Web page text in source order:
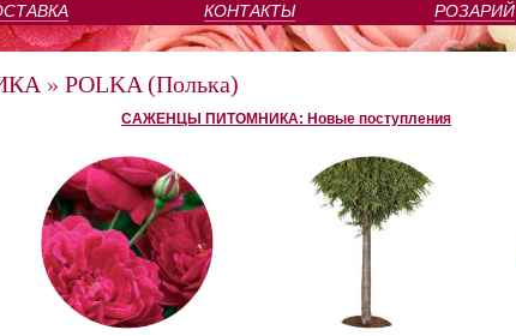
КОНТАКТЫ РОЗАРИЙ
» POLKA (Полька)
САЖЕНЦЫ ПИТОМНИКА: Новые поступления